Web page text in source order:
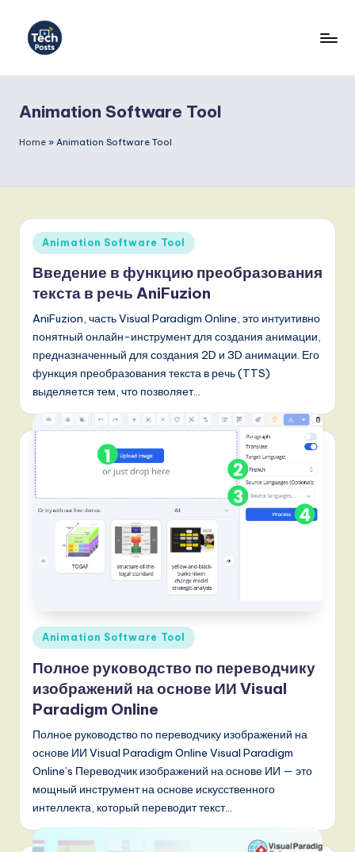
Перейти
c
h
s
t
s
R
u
s
si
a
n
-
L
a
T
r
e
d
s
in
A
Animation Software Tool
Home » Animation Software Tool
Опубликовано
Animation Software Tool
Введение в функцию преобразования
текста в речь AniFuzion
AniFuzion, часть Visual Paradigm Online, это интуитивно
понятный онлайн-инструмент для создания анимации,
предназначенный для создания 2D и 3D анимации. Его
функция преобразования текста в речь (TTS)
выделяется тем, что позволяет…
Опубликовано
Animation Software Tool
Полное руководство по переводчику
изображений на основе ИИ Visual
Paradigm Online
Полное руководство по переводчику изображений на
основе ИИ Visual Paradigm Online Visual Paradigm
Online’s Переводчик изображений на основе ИИ — это
мощный инструмент на основе искусственного
интеллекта, который переводит текст…